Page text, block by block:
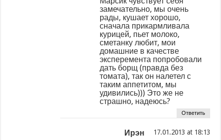
замечательно, мы очень
рады, кушает хорошо,
сначала прикармливала
курицей, пьет молоко,
сметанку любит, мои
домашние в качестве
эксперемента попробовали
дать борщ (правда без
томата), так он налетел с
таким аппетитом, мы
удивились))) Это же не
страшно, надеюсь?
Ответить
Ирэн at